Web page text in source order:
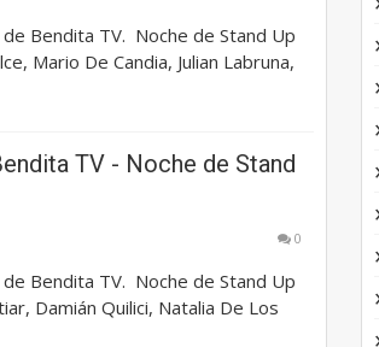
Bendita TV. Noche de Stand Up
Mario De Candia, Julian Labruna,
TV - Noche de Stand
0
Bendita TV. Noche de Stand Up
Damián Quilici, Natalia De Los